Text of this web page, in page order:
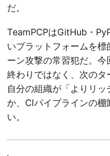
だ。
TeamPCPはGitHub・
いプラットフォームを
ーン攻撃の常習犯だ。
終わりではなく、次のタ
自分の組織が「よりリ
か、CIパイプラインの棚
い。